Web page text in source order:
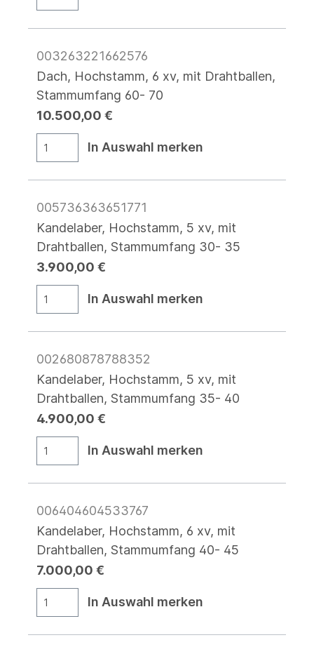
003263221662576
Dach, Hochstamm, 6 xv, mit Drahtballen,
Stammumfang 60- 70
10.500,00 €
In Auswahl merken
005736363651771
Kandelaber, Hochstamm, 5 xv, mit
Drahtballen, Stammumfang 30- 35
3.900,00 €
In Auswahl merken
002680878788352
Kandelaber, Hochstamm, 5 xv, mit
Drahtballen, Stammumfang 35- 40
4.900,00 €
In Auswahl merken
006404604533767
Kandelaber, Hochstamm, 6 xv, mit
Drahtballen, Stammumfang 40- 45
7.000,00 €
In Auswahl merken